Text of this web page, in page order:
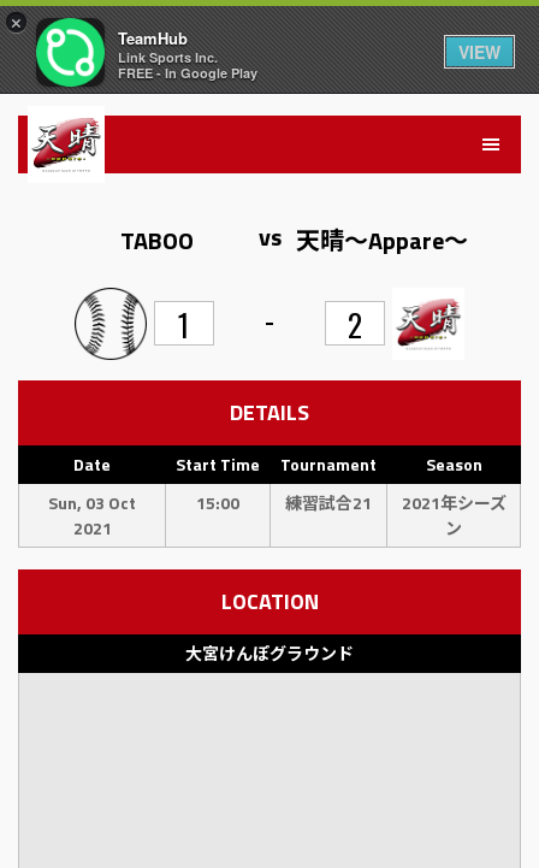
TABOO vs 天晴〜Appare〜
1 - 2
DETAILS
Date Start Time Tournament
Season
Sun, 03 Oct
2021
15:00 練習試合21
2021年シーズ
ン
LOCATION
大宮けんぽグラウンド
×
TeamHub
Link Sports Inc.
FREE - In Google Play
VIEW